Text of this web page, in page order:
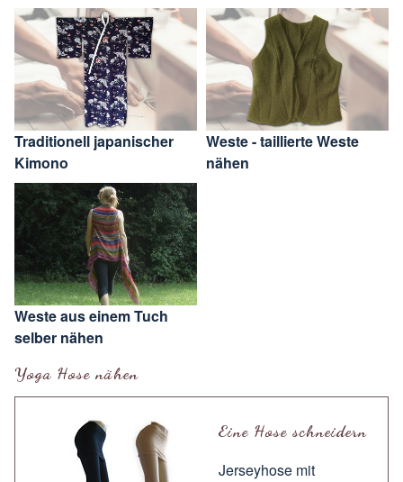
Traditionell japanischer
Kimono
Weste - taillierte Weste
nähen
Weste aus einem Tuch
selber nähen
Yoga Hose nähen
Eine Hose schneidern
Jerseyhose mit